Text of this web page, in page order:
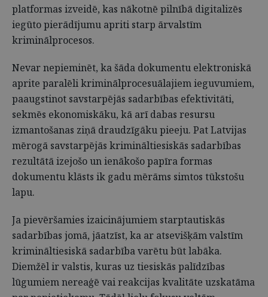
platformas izveidē, kas nākotnē pilnībā digitalizēs
iegūto pierādījumu apriti starp ārvalstīm
kriminālprocesos.
Nevar nepieminēt, ka šāda dokumentu elektroniskā
aprite paralēli kriminālprocesuālajiem ieguvumiem,
paaugstinot savstarpējās sadarbības efektivitāti,
sekmēs ekonomiskāku, kā arī dabas resursu
izmantošanas ziņā draudzīgāku pieeju. Pat Latvijas
mērogā savstarpējās krimināltiesiskās sadarbības
rezultātā izejošo un ienākošo papīra formas
dokumentu klāsts ik gadu mērāms simtos tūkstošu
lapu.
Ja pievēršamies izaicinājumiem starptautiskās
sadarbības jomā, jāatzīst, ka ar atsevišķām valstīm
krimināltiesiskā sadarbība varētu būt labāka.
Diemžēl ir valstis, kuras uz tiesiskās palīdzības
lūgumiem nereaģē vai reakcijas kvalitāte uzskatāma